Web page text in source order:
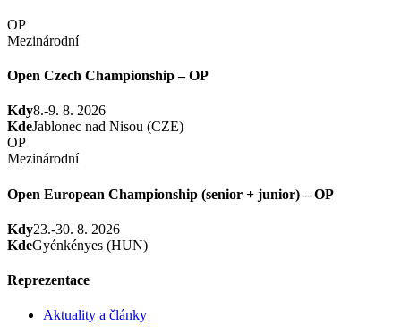
OP
Mezinárodní
Open Czech Championship – OP
Kdy8.-9. 8. 2026
KdeJablonec nad Nisou (CZE)
OP
Mezinárodní
Open European Championship (senior + junior) – OP
Kdy23.-30. 8. 2026
KdeGyénkényes (HUN)
Reprezentace
Aktuality a články